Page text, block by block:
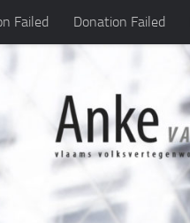
Failed Donation Failed